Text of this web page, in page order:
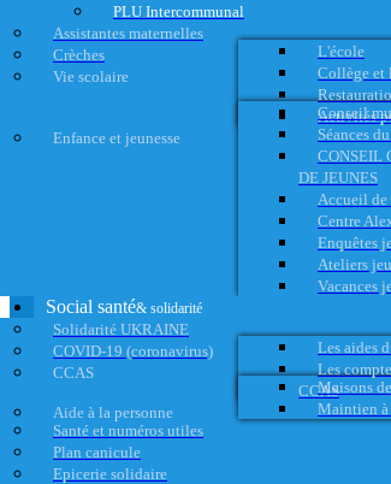
PLU Intercommunal
Assistantes maternelles
Crèches
Vie scolaire
L'école
Collège et
Activités
Enfance et jeunesse
Conseil
Séances
CONSEIL
DE JEUNES
Accueil
Centre
Enquêtes
Ateliers
Vacances
Social santé& solidarité
Solidarité UKRAINE
COVID-19 (coronavirus)
CCAS
Les aides
Les
CCAS
Aide à la personne
Maisons
Maintien
Santé et numéros utiles
Plan canicule
Epicerie solidaire